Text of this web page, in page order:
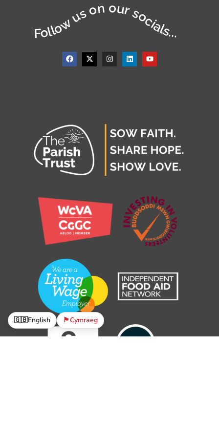
Follow us on our socials...
🇬🇧English 🏴󠁧󠁢󠁷󠁬󠁳󠁿Cymraeg